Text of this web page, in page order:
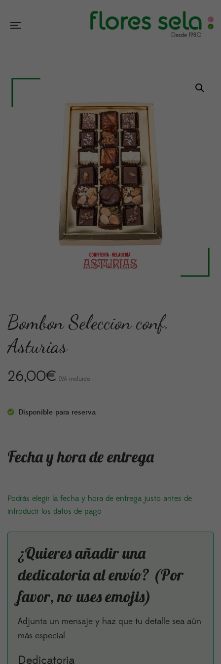
Bombon Seleccion conf.
Asturias
26,00€ IVA incluido
Disponible para reserva
Fecha y hora de entrega
Podrás elegir la fecha y hora de entrega justo antes de
introducir los datos de pago
¿Quieres añadir una
dedicatoria al envío? (Por
favor, no uses emojis)
Adjunta un mensaje y haz que tu detalle sea aún
más especial
Dedicatoria